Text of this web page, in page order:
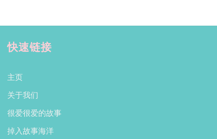
快速链接
主页
关于我们
很爱很爱的故事
掉入故事海洋